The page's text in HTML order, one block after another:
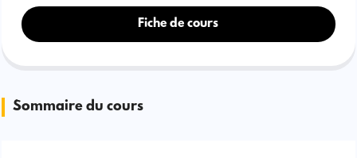
Fiche de cours
Sommaire du cours